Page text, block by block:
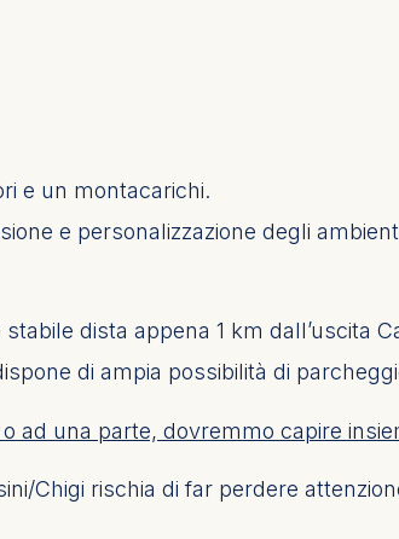
e un montacarichi.
e personalizzazione degli
dista appena 1 km dall’uscita
di ampia possibilità di
ad una parte, dovremmo capire
Chigi rischia di far perdere